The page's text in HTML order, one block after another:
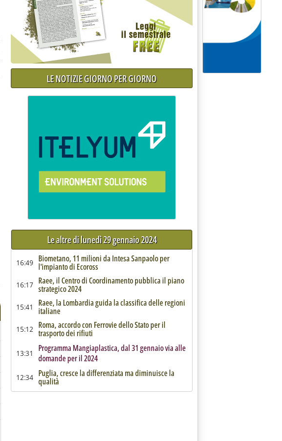
LE NOTIZIE GIORNO PER GIORNO
Le altre di lunedì 29 gennaio 2024
16:49 Biometano, 11 milioni da Intesa Sanpaolo per
l'impianto di Ecoross
16:17 Raee, il Centro di Coordinamento pubblica il piano
strategico 2024
15:41 Raee, la Lombardia guida la classifica delle regioni
italiane
15:12 Roma, accordo con Ferrovie dello Stato per il
trasporto dei rifiuti
13:31
Programma Mangiaplastica, dal 31 gennaio via alle
domande per il 2024
12:34 Puglia, cresce la differenziata ma diminuisce la
qualità